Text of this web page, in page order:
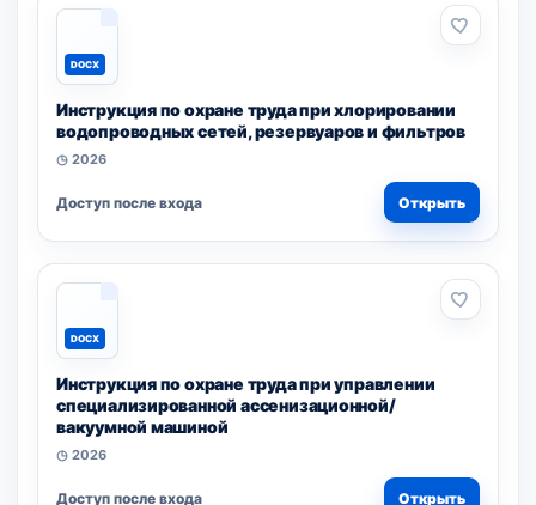
DOCX
Инструкция по охране труда при хлорировании
водопроводных сетей, резервуаров и фильтров
◷ 2026
Доступ после входа Открыть
DOCX
Инструкция по охране труда при управлении
специализированной ассенизационной/
вакуумной машиной
◷ 2026
Доступ после входа Открыть